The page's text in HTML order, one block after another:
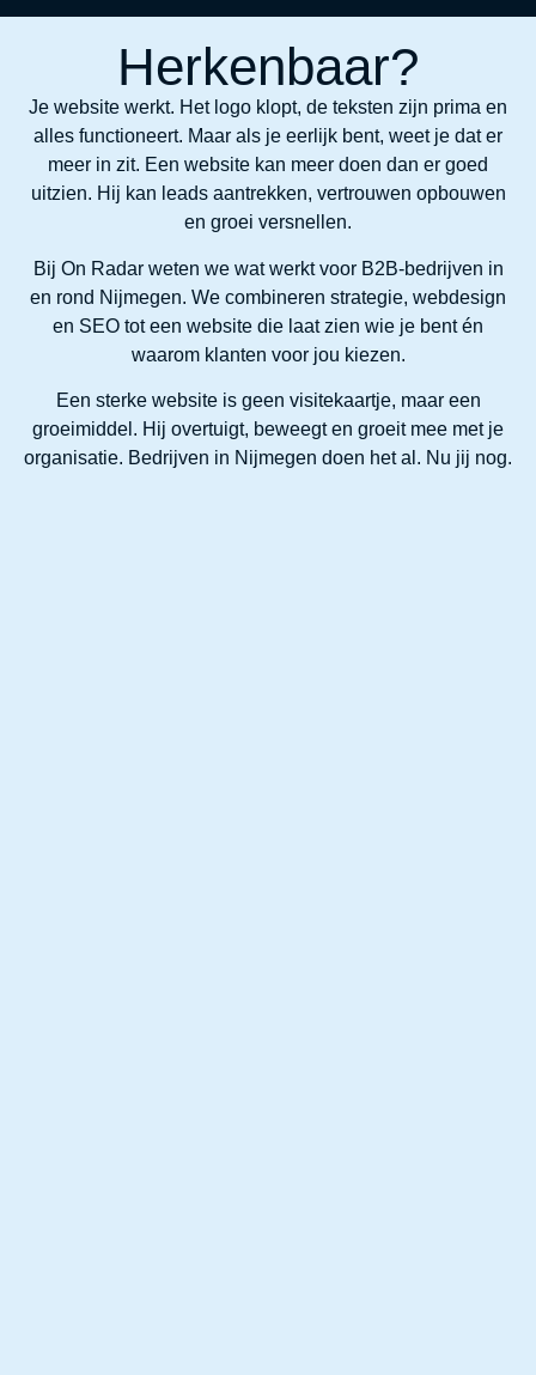
Herkenbaar?
Je website werkt. Het logo klopt, de teksten zijn prima en
alles functioneert. Maar als je eerlijk bent, weet je dat er
meer in zit. Een website kan meer doen dan er goed
uitzien. Hij kan leads aantrekken, vertrouwen opbouwen
en groei versnellen.
Bij On Radar weten we wat werkt voor B2B-bedrijven in
en rond Nijmegen. We combineren strategie, webdesign
en SEO tot een website die laat zien wie je bent én
waarom klanten voor jou kiezen.
Een sterke website is geen visitekaartje, maar een
groeimiddel. Hij overtuigt, beweegt en groeit mee met je
organisatie. Bedrijven in Nijmegen doen het al. Nu jij nog.